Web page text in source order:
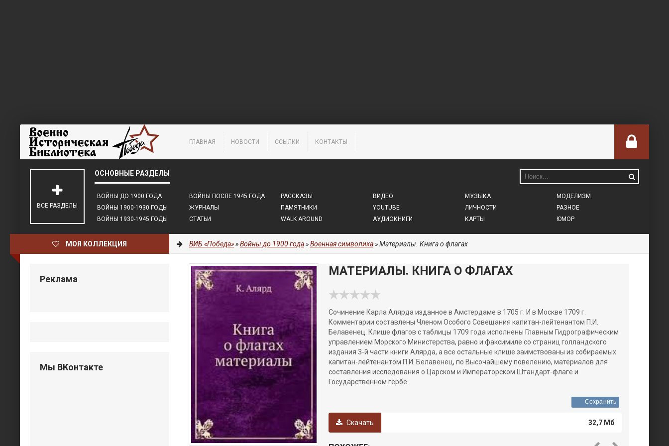
ГЛАВНАЯ НОВОСТИ ССЫЛКИ КОНТАКТЫ
ВОЙНЫ ДО 1900 ГОДА
ВОЙНЫ 1900-1930 ГОДЫ
ВОЙНЫ 1930-1945 ГОДЫ
ВОЙНЫ ПОСЛЕ 1945 ГОДА
ЖУРНАЛЫ
СТАТЬИ
РАССКАЗЫ
ПАМЯТНИКИ
WALK AROUND
ВИДЕО
YOUTUBE
АУДИОКНИГИ
МУЗЫКА
ЛИЧНОСТИ
КАРТЫ
МОДЕЛИЗМ
РАЗНОЕ
ЮМОР
ВСЕ РАЗДЕЛЫ
МОЯ КОЛЛЕКЦИЯ ВИБ «Победа»»Войны до 1900 года»Военная символика» Материалы. Книга о флагах
МАТЕРИАЛЫ. КНИГА О ФЛАГАХ
Сочинение Карла Алярда изданное в Амстердаме в 1705 г. И в Москве 1709 г.
Комментарии составлены Членом Особого Совещания капитан-лейтенантом П.И.
Белавенец. Клише флагов с таблицы 1709 года исполнены Главным Гидрографическим
управлением Морского Министерства, равно и факсимиле со страниц голландского
издания 3-й части книги Алярда, а все остальные клише заимствованы из собираемых
капитан-лейтенантом П.И. Белавенец, по Высочайшему повелению, материалов для
составления исследования о Царском и Императорском Штандарт-флаге и
Государственном гербе.
Сохранить
Скачать 32,7 Мб
Реклама
Мы ВКонтакте